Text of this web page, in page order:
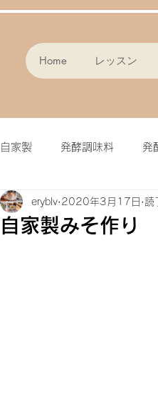
Home レッスン
自家製 発酵調味料 発
パン作り フランスパン
自家製みそ作り
eryblv 2020年3月17日 読